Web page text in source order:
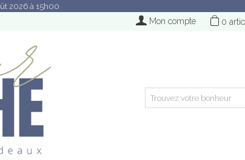
2026 à 15h00
0
Mon compte